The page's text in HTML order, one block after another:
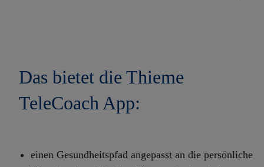
Das bietet die Thieme
TeleCoach App:
einen Gesundheitspfad angepasst an die persönliche